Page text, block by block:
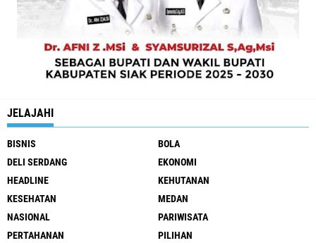
JELAJAHI
BISNIS
BOLA
DELI SERDANG
EKONOMI
HEADLINE
KEHUTANAN
KESEHATAN
MEDAN
NASIONAL
PARIWISATA
PERTAHANAN
PILIHAN